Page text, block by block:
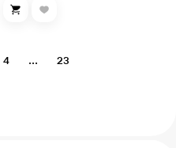
4 ... 23